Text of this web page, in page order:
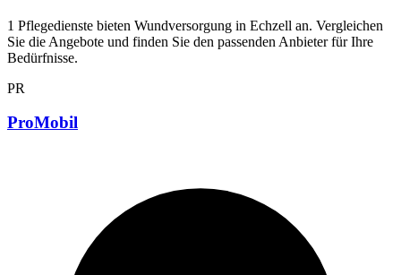
1 Pflegedienste bieten Wundversorgung in Echzell an. Vergleichen
Sie die Angebote und finden Sie den passenden Anbieter für Ihre
Bedürfnisse.
PR
ProMobil